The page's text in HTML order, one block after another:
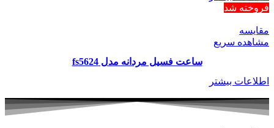
فروخته شد
مقایسه
مشاهده سریع
ساعت فسیل مردانه مدل fs5624
اطلاعات بیشتر